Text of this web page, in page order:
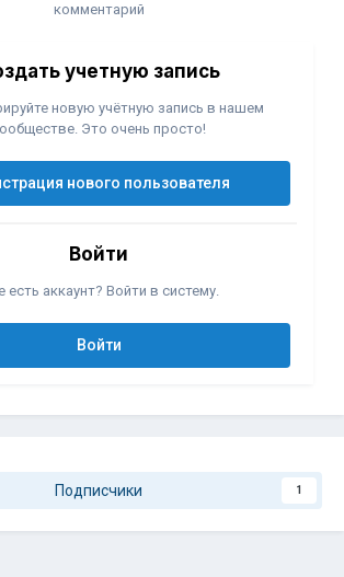
комментарий
учетную запись
новую учётную запись в нашем
Это очень просто!
нового пользователя
Войти
есть аккаунт? Войти в систему.
Войти
Подписчики 1